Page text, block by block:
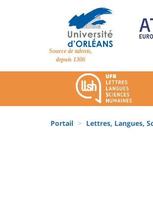
Site
Source de talents,
depuis 1306
Université
Block
liste
d'Ariane
Portail Lettres, Langues,